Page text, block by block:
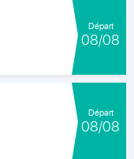
Départ
08/08
Départ
08/08